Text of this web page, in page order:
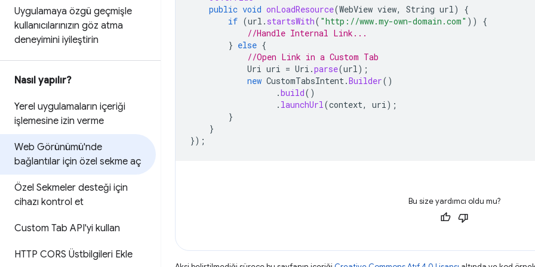
Uygulamaya özgü geçmişle
kullanıcılarınızın göz atma
deneyimini iyileştirin
Nasıl yapılır?
Yerel uygulamaların içeriği
işlemesine izin verme
Web Görünümü'nde
bağlantılar için özel sekme aç
Özel Sekmeler desteği için
cihazı kontrol et
Custom Tab API'yi kullan
HTTP CORS Üstbilgileri Ekle
public void onLoadResource(WebView view, String url)
{
if (url . startsWith( "http://www.my-own-domain.com" ))
{
//Handle Internal Link...
} else {
//Open Link in a Custom Tab
Uri uri = Uri .parse(url);
new CustomTabsIntent.Builder()
.build()
. launchUrl(context, uri);
}
}
});
Bu size yardımcı oldu mu?